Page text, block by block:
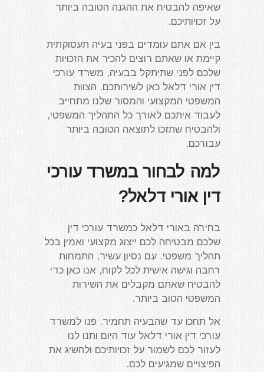
שאיפה להבטיח את ההגנה הטובה ביותר
על זכויותיכם.
בין אם אתם עומדים בפני בעיה תעסוקתית
קיימת או שאתם רוצים להכיר את הזכויות
שלכם לפני שתיתקל בבעיה, משרד עורכי
דין אורי דלאל כאן לשירותכם. הצוות
המשפטי המקצועי והמסור שלנו מתחייב
לעבוד איתכם לאורך כל התהליך המשפטי,
ולהבטיח שתזכו לתוצאה הטובה ביותר
עבורכם.
למה לבחור במשרד עורכי
דין אורי דלאל?
בחירה באורי דלאל כמשרד עורכי דין
שלכם מבטיחה לכם ייצוג מקצועי ואמין בכל
תהליך משפטי. עם נסיון עשיר, התמחות
רחבה וגישה אישית לכל לקוח, אנו כאן כדי
להבטיח שאתם מקבלים את השירות
המשפטי הטוב ביותר.
אל תחכו עד שהבעיה תחמיר. פנו למשרד
עורכי דין אורי דלאל עוד היום ותנו לנו
לעזור לכם לשמור על זכויותיכם ולהשיג את
הפיצויים שמגיעים לכם.